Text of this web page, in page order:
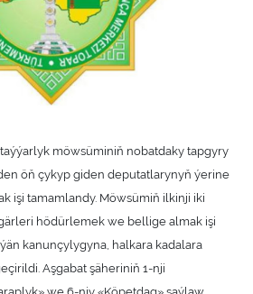
möwsüminiň nobatdaky tapgyry
öň çykyp giden deputatlarynyň ýerine
işi tamamlandy. Möwsümiň ilkinji iki
hödürlemek we bellige almak işi
kanunçylygyna, halkara kadalara
Aşgabat şäheriniň 1-nji
we 6-njy «Köpetdag» saýlaw